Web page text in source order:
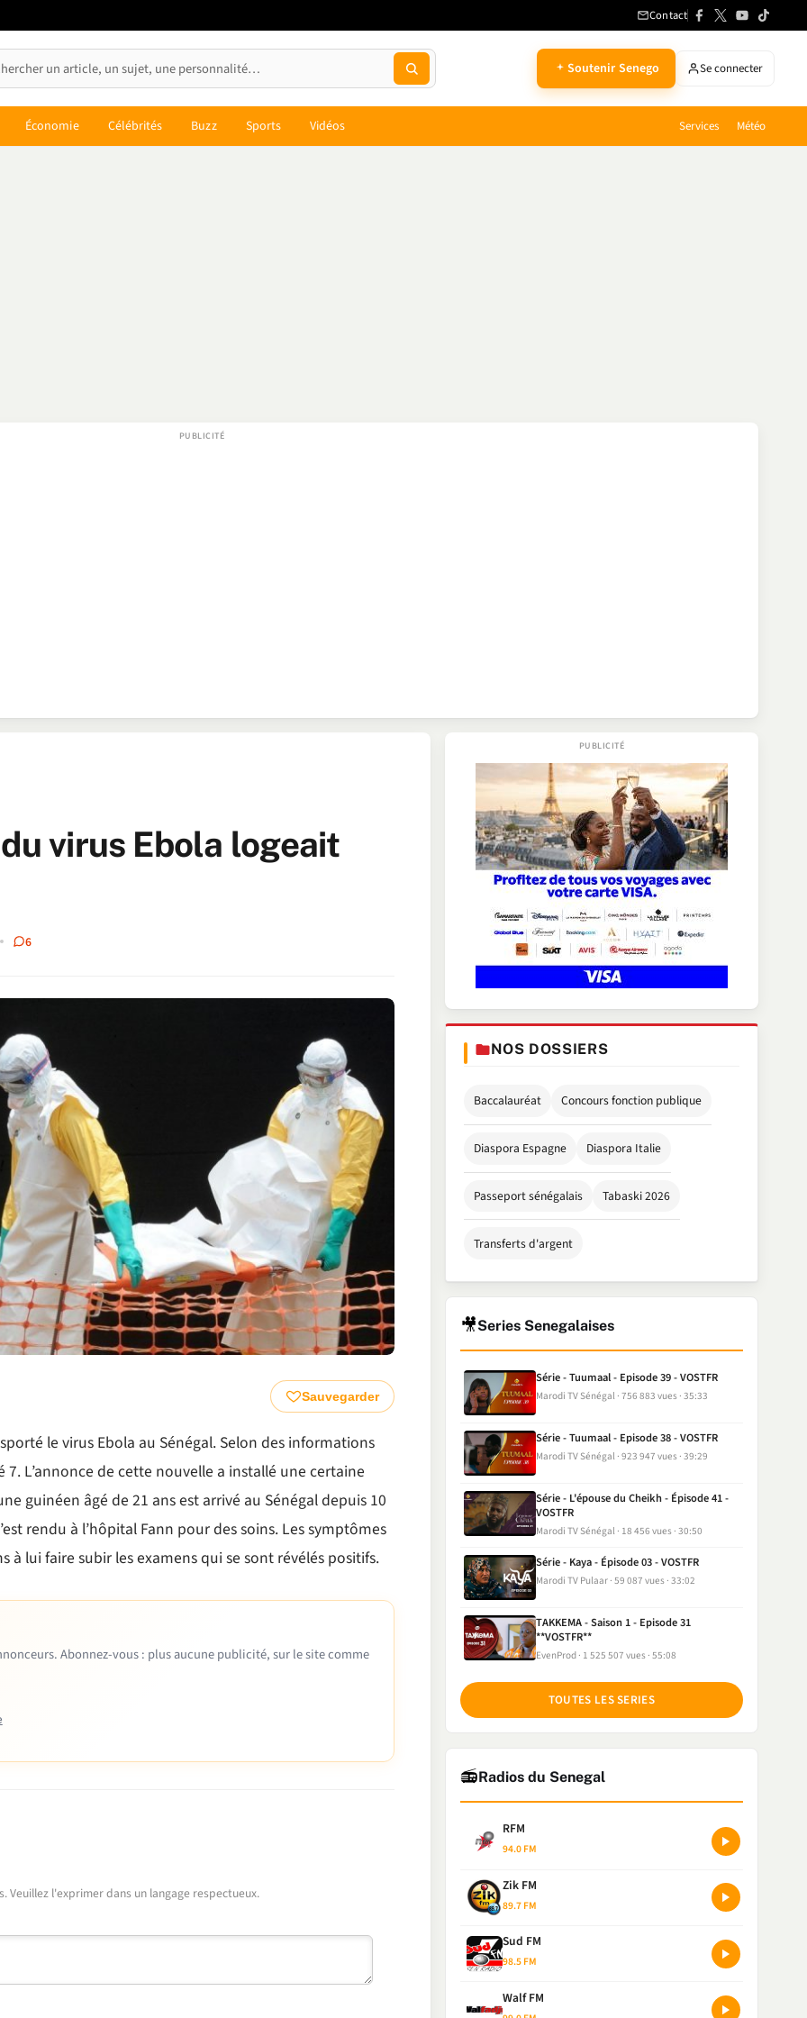
Contact
Soutenir Senego Se connecter
Économie Célébrités Buzz Sports Vidéos Services Météo
virus Ebola logeait
6
Sauvegarder
le virus Ebola au Sénégal. Selon des informations
L’annonce de cette nouvelle a installé une certaine
guinéen âgé de 21 ans est arrivé au Sénégal depuis 10
rendu à l’hôpital Fann pour des soins. Les symptômes
à lui faire subir les examens qui se sont révélés positifs.
Abonnez-vous : plus aucune publicité, sur le site comme
l'exprimer dans un langage respectueux.
NOS DOSSIERS
Baccalauréat Concours fonction publique
Diaspora Espagne Diaspora Italie
Passeport sénégalais Tabaski 2026
Transferts d'argent
🎥Series Senegalaises
Série - Tuumaal - Episode 39 - VOSTFR
Marodi TV Sénégal 756 883 vues 35:33
Série - Tuumaal - Episode 38 - VOSTFR
Marodi TV Sénégal 923 947 vues 39:29
Série - L'épouse du Cheikh - Épisode 41 -
VOSTFR
Marodi TV Sénégal 18 456 vues 30:50
Série - Kaya - Épisode 03 - VOSTFR
Marodi TV Pulaar 59 087 vues 33:02
TAKKEMA - Saison 1 - Episode 31
**VOSTFR**
EvenProd 1 525 507 vues 55:08
TOUTES LES SERIES
📻Radios du Senegal
RFM
94.0 FM
Zik FM
89.7 FM
Sud FM
98.5 FM
Walf FM